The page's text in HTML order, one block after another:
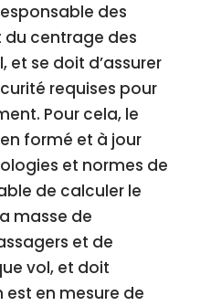
des
du centrage des
et se doit d’assurer
requises pour
Pour cela, le
formé et à jour
et normes de
de calculer le
masse de
et de
vol, et doit
est en mesure de